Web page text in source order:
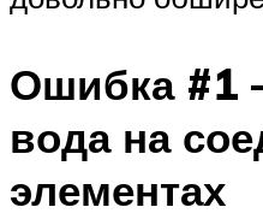
Ошибка #1
вода на
элементах